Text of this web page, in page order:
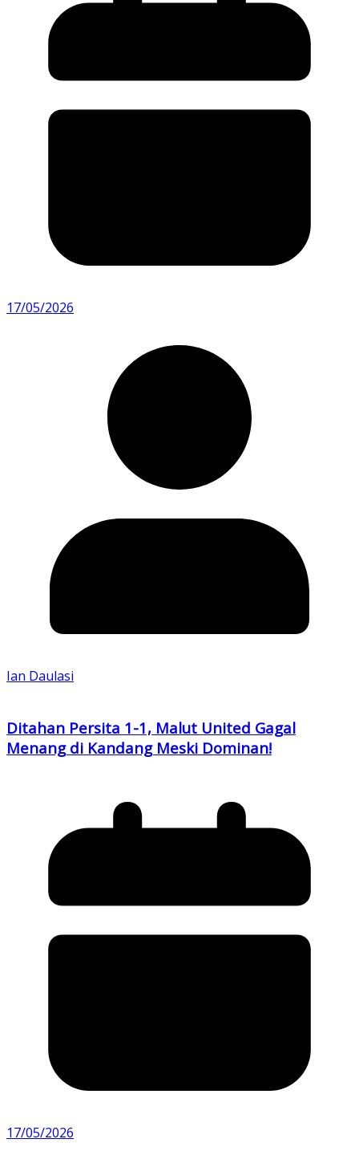
17/05/2026
Ian Daulasi
Ditahan Persita 1-1, Malut United Gagal
Menang di Kandang Meski Dominan!
17/05/2026